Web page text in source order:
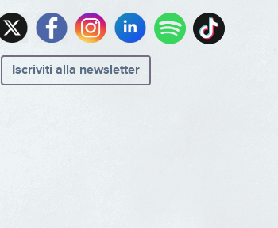
Iscriviti alla newsletter